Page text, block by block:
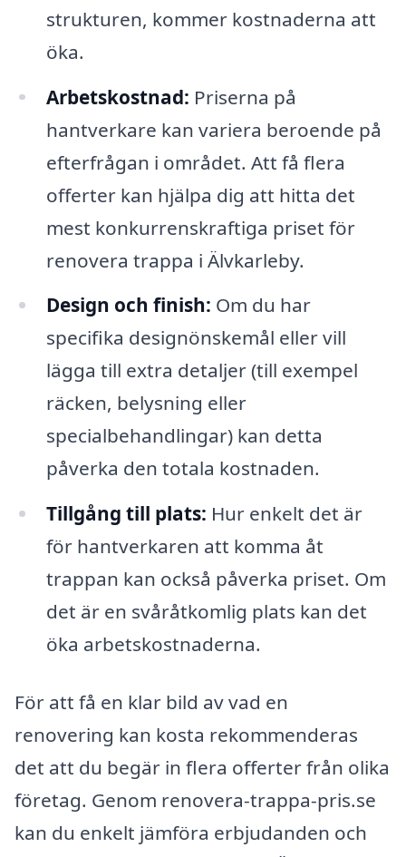
strukturen, kommer kostnaderna att
öka.
Arbetskostnad: Priserna på
hantverkare kan variera beroende på
efterfrågan i området. Att få flera
offerter kan hjälpa dig att hitta det
mest konkurrenskraftiga priset för
renovera trappa i Älvkarleby.
Design och finish: Om du har
specifika designönskemål eller vill
lägga till extra detaljer (till exempel
räcken, belysning eller
specialbehandlingar) kan detta
påverka den totala kostnaden.
Tillgång till plats: Hur enkelt det är
för hantverkaren att komma åt
trappan kan också påverka priset. Om
det är en svåråtkomlig plats kan det
öka arbetskostnaderna.
För att få en klar bild av vad en
renovering kan kosta rekommenderas
det att du begär in flera offerter från olika
företag. Genom renovera-trappa-pris.se
kan du enkelt jämföra erbjudanden och